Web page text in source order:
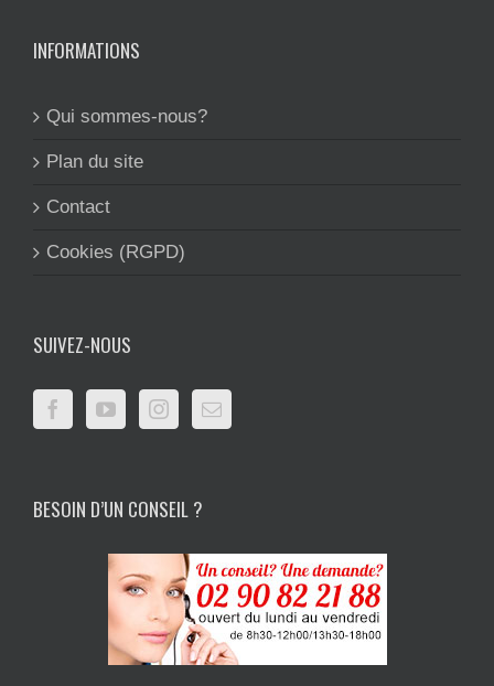
INFORMATIONS
Qui sommes-nous?
Plan du site
Contact
Cookies (RGPD)
SUIVEZ-NOUS
BESOIN D’UN CONSEIL ?